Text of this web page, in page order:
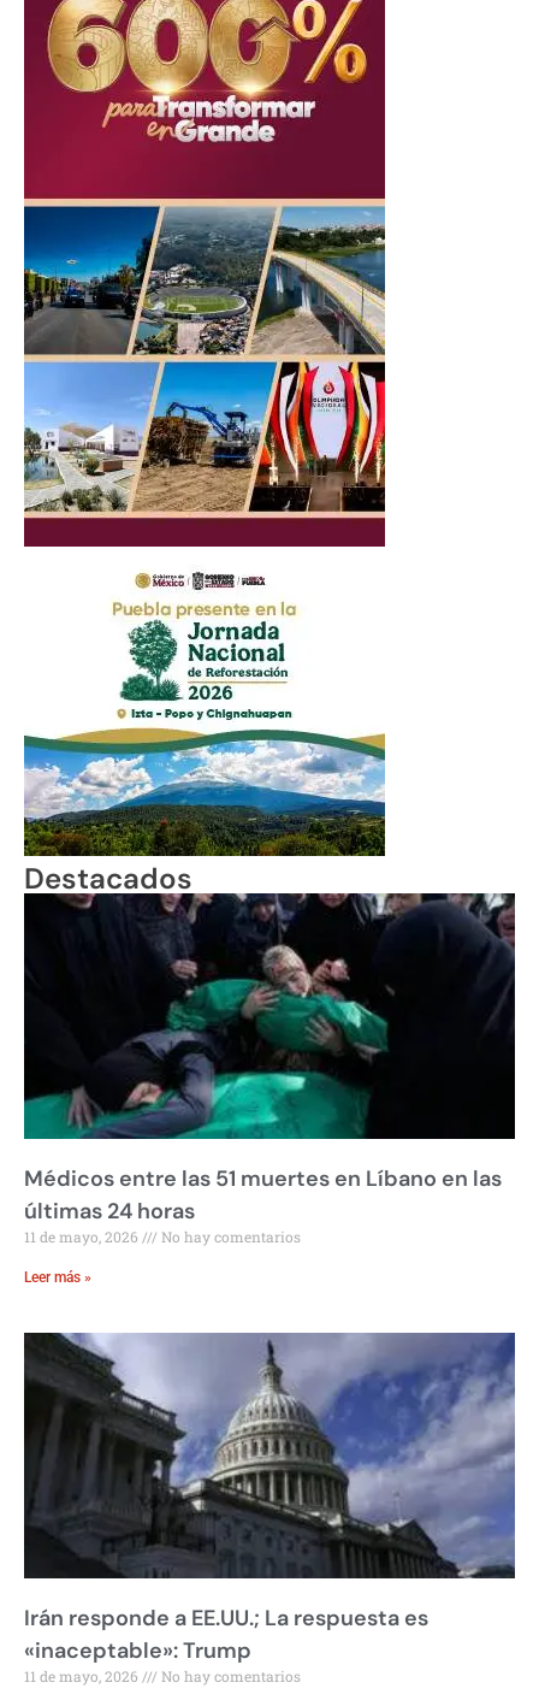
Destacados
Médicos entre las 51 muertes en Líbano en las
últimas 24 horas
11 de mayo, 2026 No hay comentarios
Leer más »
Irán responde a EE.UU.; La respuesta es
«inaceptable»: Trump
11 de mayo, 2026 No hay comentarios